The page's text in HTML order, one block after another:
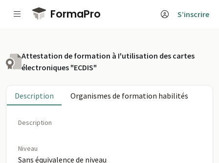
Passer au contenu principal
FormaPro S’inscrire
Attestation de formation à I'utilisation des cartes
électroniques "ECDIS"
Description Organismes de formation habilités
Description
Niveau
Sans équivalence de niveau